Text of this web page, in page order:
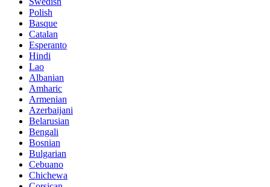
Polish
Basque
Catalan
Esperanto
Hindi
Lao
Albanian
Amharic
Armenian
Azerbaijani
Belarusian
Bengali
Bosnian
Bulgarian
Cebuano
Chichewa